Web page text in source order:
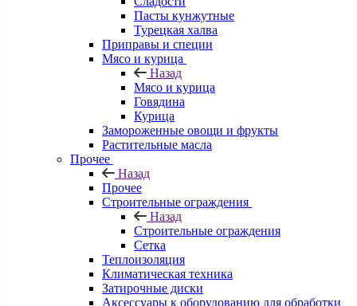
Пасты кунжутные
Турецкая халва
Приправы и специи
Мясо и курица
Назад
Мясо и курица
Говядина
Курица
Замороженные овощи и фрукты
Растительные масла
Прочее
Назад
Прочее
Строительные ограждения
Назад
Строительные ограждения
Сетка
Теплоизоляция
Климатическая техника
Затирочные диски
Аксессуары к оборудованию для обработки